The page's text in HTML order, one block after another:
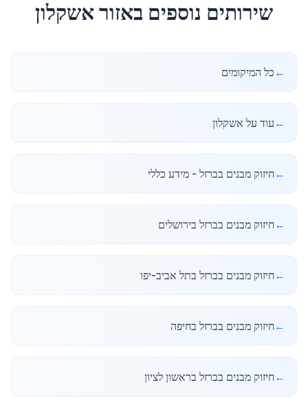
שירותים נוספים באזוראשקלון
← כל המיקומים
← עוד על אשקלון
←חיזוק מבנים בברזל - מידע כללי
←חיזוק מבנים בברזל בירושלים
←חיזוק מבנים בברזל בתל אביב-יפו
←חיזוק מבנים בברזל בחיפה
←חיזוק מבנים בברזל בראשון לציון